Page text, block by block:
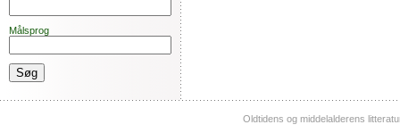
Målsprog
Oldtidens og middelalderens